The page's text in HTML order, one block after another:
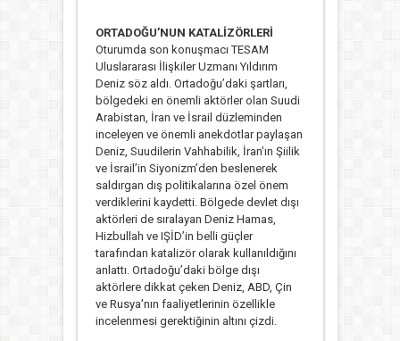
ORTADOĞU’NUN KATALİZÖRLERİ
Oturumda son konuşmacı TESAM
Uluslararası İlişkiler Uzmanı Yıldırım
Deniz söz aldı. Ortadoğu’daki şartları,
bölgedeki en önemli aktörler olan Suudi
Arabistan, İran ve İsrail düzleminden
inceleyen ve önemli anekdotlar paylaşan
Deniz, Suudilerin Vahhabilik, İran’ın Şiilik
ve İsrail’in Siyonizm’den beslenerek
saldırgan dış politikalarına özel önem
verdiklerini kaydetti. Bölgede devlet dışı
aktörleri de sıralayan Deniz Hamas,
Hizbullah ve IŞİD’in belli güçler
tarafından katalizör olarak kullanıldığını
anlattı. Ortadoğu’daki bölge dışı
aktörlere dikkat çeken Deniz, ABD, Çin
ve Rusya’nın faaliyetlerinin özellikle
incelenmesi gerektiğinin altını çizdi.